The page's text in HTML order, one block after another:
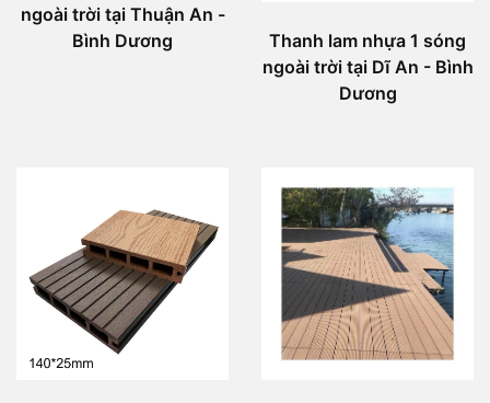
ngoài trời tại Thuận An -
Bình Dương
Thanh lam nhựa 1 sóng
ngoài trời tại Dĩ An - Bình
Dương